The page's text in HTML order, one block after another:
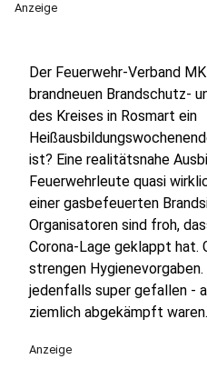
Anzeige
Der Feuerwehr-Verband
brandneuen Brandschutz-
des Kreises in Rosmart ein
ist? Eine realitätsnahe
Feuerwehrleute quasi
einer gasbefeuerten
Organisatoren sind froh,
Corona-Lage geklappt hat.
strengen Hygienevorgaben.
jedenfalls super gefallen -
ziemlich abgekämpft waren.
Anzeige